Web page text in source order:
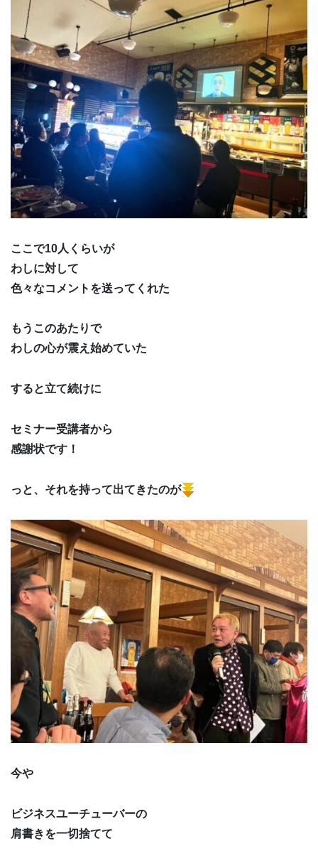
ここで10人くらいが
わしに対して
色々なコメントを送ってくれた
もうこのあたりで
わしの心が震え始めていた
すると立て続けに
セミナー受講者から
感謝状です！
っと、それを持って出てきたのが
今や
ビジネスユーチューバーの
肩書きを一切捨てて